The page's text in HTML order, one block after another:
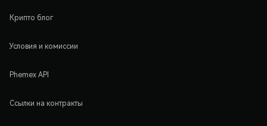
Крипто блог
Условия и комиссии
Phemex API
Ссылки на контракты